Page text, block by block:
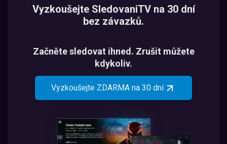
Vyzkoušejte SledovaniTV na 30 dní
bez závazků.
Začněte sledovat ihned. Zrušit můžete
kdykoliv.
Vyzkoušejte ZDARMA na 30 dní